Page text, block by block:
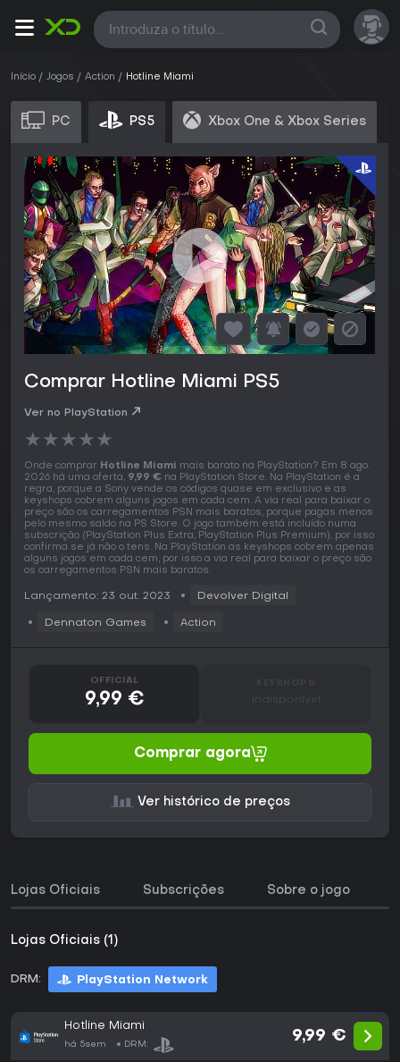
Todas
Início Jogos Action Hotline Miami
PC PS5 Xbox One & Xbox Series
Comprar Hotline Miami PS5
Ver no PlayStation
★★★★★
Onde comprar Hotline Miami mais barato na PlayStation? Em 8 ago.
2026 há uma oferta, 9,99 € na PlayStation Store. Na PlayStation é a
regra, porque a Sony vende os códigos quase em exclusivo e as
keyshops cobrem alguns jogos em cada cem. A via real para baixar o
preço são os carregamentos PSN mais baratos, porque pagas menos
pelo mesmo saldo na PS Store. O jogo também está incluído numa
subscrição (PlayStation Plus Extra, PlayStation Plus Premium), por isso
confirma se já não o tens. Na PlayStation as keyshops cobrem apenas
alguns jogos em cada cem, por isso a via real para baixar o preço são
os carregamentos PSN mais baratos.
Lançamento: 23 out. 2023 Devolver Digital
Dennaton Games Action
OFFICIAL
9,99 € Indisponível
Comprar agora
Ver histórico de preços
Lojas Oficiais Subscrições Sobre o jogo
Lojas Oficiais (1)
DRM: PlayStation Network
Hotline Miami
há 5sem DRM:
9,99 €